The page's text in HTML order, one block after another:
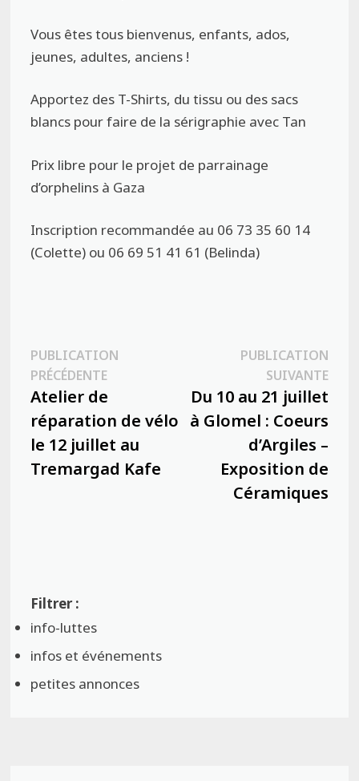
Vous êtes tous bienvenus, enfants, ados,
jeunes, adultes, anciens !
Apportez des T-Shirts, du tissu ou des sacs
blancs pour faire de la sérigraphie avec Tan
Prix libre pour le projet de parrainage
d’orphelins à Gaza
Inscription recommandée au 06 73 35 60 14
(Colette) ou 06 69 51 41 61 (Belinda)
Navigation
de
l’article
PUBLICATION
PRÉCÉDENTEPublication
précédente :
Atelier de
réparation de vélo
le 12 juillet au
Tremargad Kafe
PUBLICATION
SUIVANTE
Du 10 au 21 juillet
à Glomel : Coeurs
d’Argiles –
Exposition de
Céramiques
info-luttes
infos et événements
petites annonces